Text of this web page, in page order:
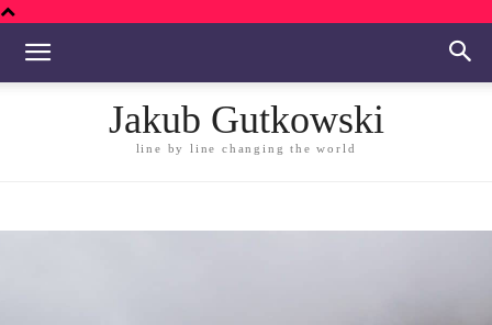
Jakub Gutkowski
line by line changing the world